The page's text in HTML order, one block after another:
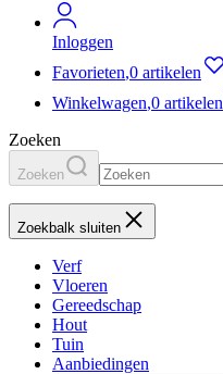
Inloggen
Favorieten,0 artikelen
Winkelwagen,0 artikelen
Zoeken
Zoeken
Zoekbalk sluiten
Verf
Vloeren
Gereedschap
Hout
Tuin
Aanbiedingen